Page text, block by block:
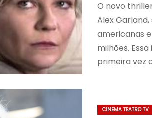
O novo
Alex
americanas
milhões.
primeira vez
CINEMA TEATRO TV